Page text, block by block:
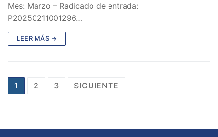
Mes: Marzo – Radicado de entrada:
P20250211001296…
LEER MÁS →
Paginación
1 2 3 SIGUIENTE